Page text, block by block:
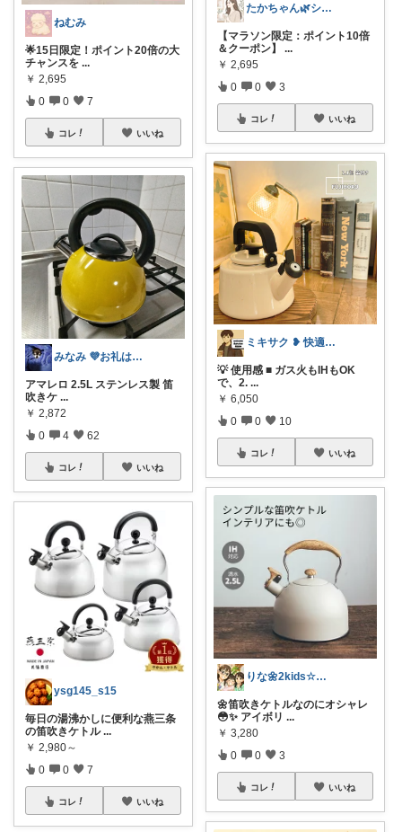
ねむみ
🌟15日限定！ポイント20倍の大
チャンスを ...
￥ 2,695
0 0 7
コレ いいね
みなみ 💜お礼はプロフへ💜
アマレロ 2.5L ステンレス製 笛
吹きケ ...
￥ 2,872
0 4 62
コレ いいね
ysg145_s15
毎日の湯沸かしに便利な燕三条
の笛吹きケトル ...
￥ 2,980～
0 0 7
コレ いいね
たかちゃん🌿シンプルで心地よい暮らし
【マラソン限定：ポイント10倍
＆クーポン】
...
￥ 2,695
0 0 3
コレ いいね
ミキサク ❥ 快適生活 ❥ 1歳児子育て
💡 使用感 ■ ガス火もIHもOK
で、2. ...
￥ 6,050
0 0 10
コレ いいね
りな🌼2kids☆毎日をちょっと快適に
🌼笛吹きケトルなのにオシャレ
😳✨ アイボリ ...
￥ 3,280
0 0 3
コレ いいね